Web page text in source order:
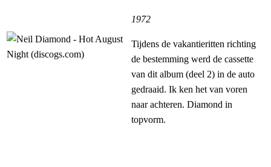
1972
Tijdens de vakantieritten richting
de bestemming werd de cassette
van dit album (deel 2) in de auto
gedraaid. Ik ken het van voren
naar achteren. Diamond in
topvorm.